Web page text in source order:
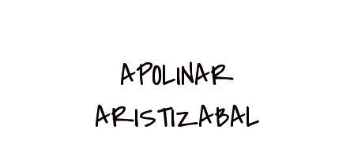
APOLINAR
ARISTIZABAL